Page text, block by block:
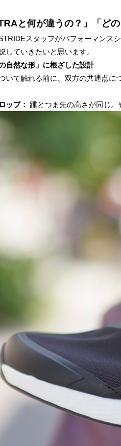
と何が違うの？」「ど
スタッフがパフォーマンス
していきたいと思います。
の自然な形」に根ざした設計
いて触れる前に、双方の共通点に
ップ： 踵とつま先の高さが同じ。